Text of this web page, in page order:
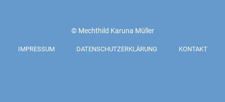
© Mechthild Karuna Müller
IMPRESSUM DATENSCHUTZERKLÄRUNG KONTAKT